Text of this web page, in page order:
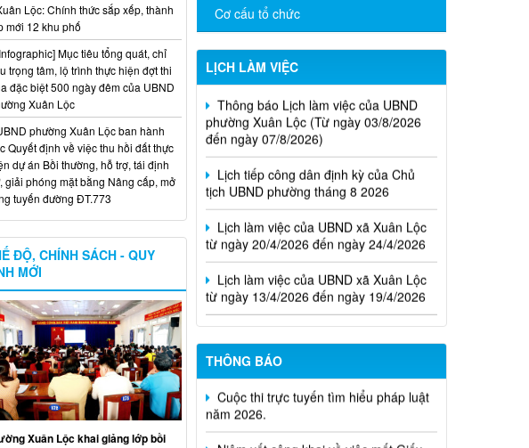
Cơ cấu tổ chức
LỊCH LÀM VIỆC
Thông báo Lịch làm việc của UBND
phường Xuân Lộc (Từ ngày 03/8/2026
đến ngày 07/8/2026)
Lịch tiếp công dân định kỳ của Chủ
tịch UBND phường tháng 8 2026
Lịch làm việc của UBND xã Xuân Lộc
từ ngày 20/4/2026 đến ngày 24/4/2026
Lịch làm việc của UBND xã Xuân Lộc
từ ngày 13/4/2026 đến ngày 19/4/2026
THÔNG BÁO
Cuộc thi trực tuyến tìm hiểu pháp luật
năm 2026.
Niêm yết công khai về việc mất Giấy
chứng nhận đã cấp cho ông Trần Đình
Lộc: Chính thức sắp xếp, thành
mới 12 khu phố
Mục tiêu tổng quát, chỉ
trọng tâm, lộ trình thực hiện đợt thi
đặc biệt 500 ngày đêm của UBND
Xuân Lộc
phường Xuân Lộc ban hành
Quyết định về việc thu hồi đất thực
dự án Bồi thường, hỗ trợ, tái định
giải phóng mặt bằng Nâng cấp, mở
tuyến đường ĐT.773
ĐỘ, CHÍNH SÁCH - QUY
MỚI
Xuân Lộc khai giảng lớp bồi